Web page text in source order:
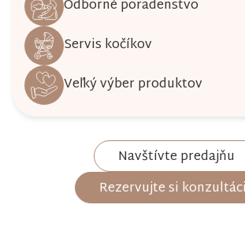
Odborné poradenstvo
Servis kočíkov
Veľký výber produktov
Navštívte predajňu
Rezervujte si